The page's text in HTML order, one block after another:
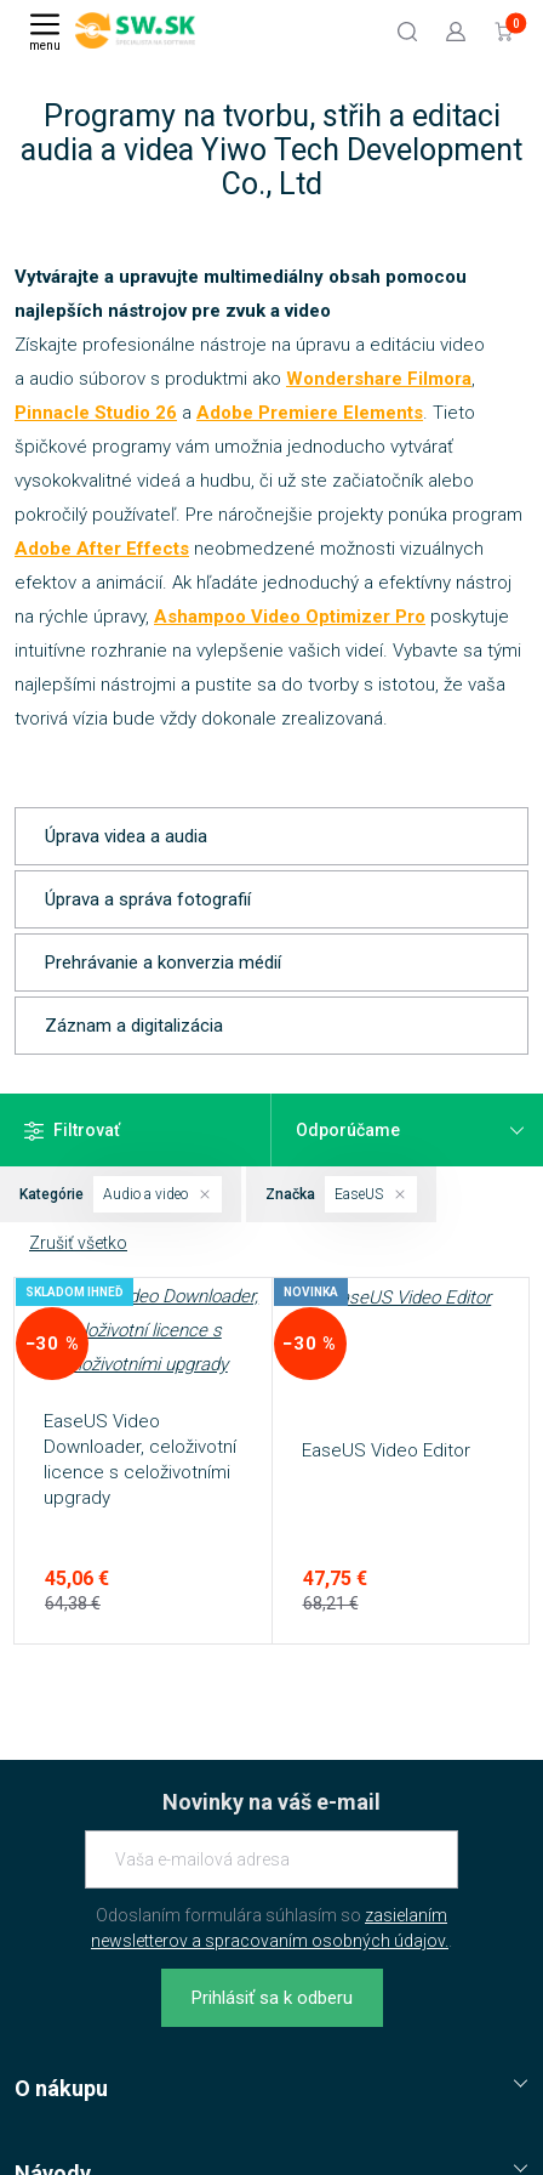
menu
0
Programy na tvorbu, střih a editaci
audia a videa Yiwo Tech Development
Co., Ltd
Vytvárajte a upravujte multimediálny obsah pomocou
najlepších nástrojov pre zvuk a video
Získajte profesionálne nástroje na úpravu a editáciu video
a audio súborov s produktmi ako Wondershare Filmora,
Pinnacle Studio 26 a Adobe Premiere Elements. Tieto
špičkové programy vám umožnia jednoducho vytvárať
vysokokvalitné videá a hudbu, či už ste začiatočník alebo
pokročilý používateľ. Pre náročnejšie projekty ponúka program
Adobe After Effects neobmedzené možnosti vizuálnych
efektov a animácií. Ak hľadáte jednoduchý a efektívny nástroj
na rýchle úpravy, Ashampoo Video Optimizer Pro poskytuje
intuitívne rozhranie na vylepšenie vašich videí. Vybavte sa tými
najlepšími nástrojmi a pustite sa do tvorby s istotou, že vaša
tvorivá vízia bude vždy dokonale zrealizovaná.
Úprava videa a audia
Úprava a správa fotografií
Prehrávanie a konverzia médií
Záznam a digitalizácia
Filtrovať
Kategórie Audio a video Značka EaseUS
Zrušiť všetko
SKLADOM IHNEĎ
−30 %
EaseUS Video
Downloader, celoživotní
licence s celoživotními
upgrady
64,38 €
45,06 €
NOVINKA
−30 %
EaseUS Video Editor
68,21 €
47,75 €
Novinky na váš e-mail
Odoslaním formulára súhlasím so zasielaním
newsletterov a spracovaním osobných údajov..
Prihlásiť sa k odberu
O nákupu
Jak nakupovat?